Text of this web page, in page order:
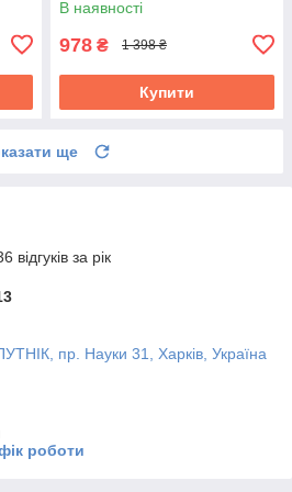
В наявності
978 ₴ 1 398 ₴
Купити
ще
за рік
пр. Науки 31, Харків, Україна
роботи